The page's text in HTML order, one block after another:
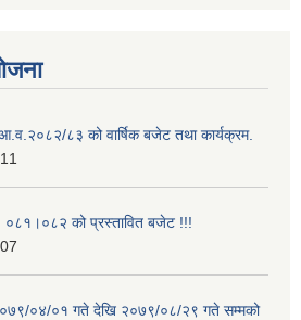
८३ को वार्षिक बजेट तथा कार्यक्रम.
०८१।०८२ को प्रस्तावित बजेट !!!
०४/०१ गते देखि २०७९/०८/२९ गते सम्मको